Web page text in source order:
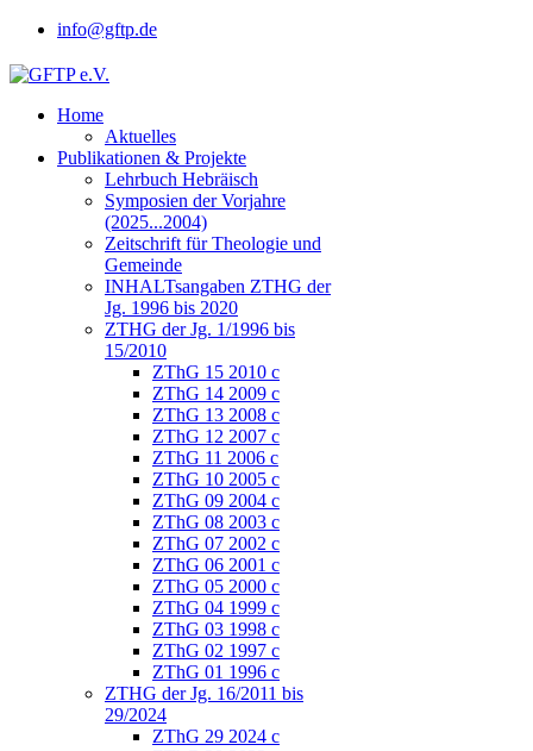
info@gftp.de
Home
Aktuelles
Publikationen & Projekte
Lehrbuch Hebräisch
Symposien der Vorjahre
(2025...2004)
Zeitschrift für Theologie und
Gemeinde
INHALTsangaben ZTHG der
Jg. 1996 bis 2020
ZTHG der Jg. 1/1996 bis
15/2010
ZThG 15 2010 c
ZThG 14 2009 c
ZThG 13 2008 c
ZThG 12 2007 c
ZThG 11 2006 c
ZThG 10 2005 c
ZThG 09 2004 c
ZThG 08 2003 c
ZThG 07 2002 c
ZThG 06 2001 c
ZThG 05 2000 c
ZThG 04 1999 c
ZThG 03 1998 c
ZThG 02 1997 c
ZThG 01 1996 c
ZTHG der Jg. 16/2011 bis
29/2024
ZThG 29 2024 c